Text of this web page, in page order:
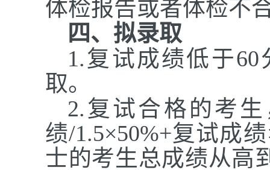
体检报告或者体检不
四、拟录取
1.复试成绩低于
取。
2.复试合格的考
绩/1.5×50%+复试成
士的考生总成绩从高